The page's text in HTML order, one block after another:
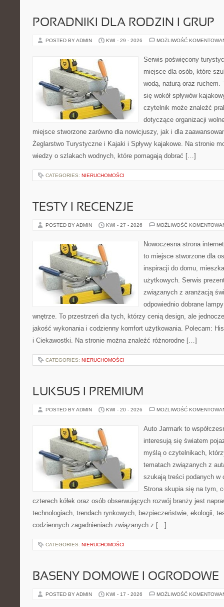
PORADNIKI DLA RODZIN I GRUP
POSTED BY ADMIN KWI - 29 - 2026 MOŻLIWOŚĆ
Serwis poświęcony
miejsce dla osób, które
wodą, naturą oraz ruchem.
się wokół spływów
czytelnik może znaleźć
dotyczące organizacji
miejsce stworzone zarówno dla nowicjuszy, jak i dla
Żeglarstwo Turystyczne i Kajaki i Spływy kajakowe. Na stronie
wiedzy o szlakach wodnych, które pomagają dobrać […]
CATEGORIES: NIERUCHOMOŚCI
TESTY I RECENZJE
POSTED BY ADMIN KWI - 27 - 2026 MOŻLIWOŚĆ
Nowoczesna strona
to miejsce stworzone dla
inspiracji do domu,
użytkowych. Serwis
związanych z aranżacją
odpowiednio dobrane
wnętrze. To przestrzeń dla tych, którzy cenią design, ale
jakość wykonania i codzienny komfort użytkowania. Polecam:
i Ciekawostki. Na stronie można znaleźć różnorodne […]
CATEGORIES: NIERUCHOMOŚCI
LUKSUS I PREMIUM
POSTED BY ADMIN KWI - 20 - 2026 MOŻLIWOŚĆ
Auto Jarmark to
interesują się światem
myślą o czytelnikach,
tematach związanych z
szukają treści podanych
Strona skupia się na tym,
czterech kółek oraz osób obserwujących rozwój branży jest
technologiach, trendach rynkowych, bezpieczeństwie, ekologii,
codziennych zagadnieniach związanych z […]
CATEGORIES: NIERUCHOMOŚCI
BASENY DOMOWE I OGRODOWE
POSTED BY ADMIN KWI - 17 - 2026 MOŻLIWOŚĆ